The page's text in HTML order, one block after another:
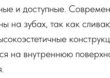
и доступные.
на зубах, так как
на внутреннюю